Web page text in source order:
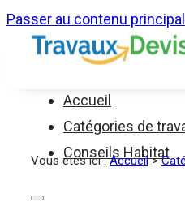
Passer au contenu principal
Accueil
Catégories de
Conseils Habitat
Vous êtes ici :Accueil>